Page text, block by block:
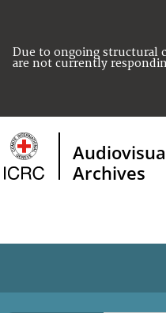
Due to ongoing structural
are not currently
Archives
HOME